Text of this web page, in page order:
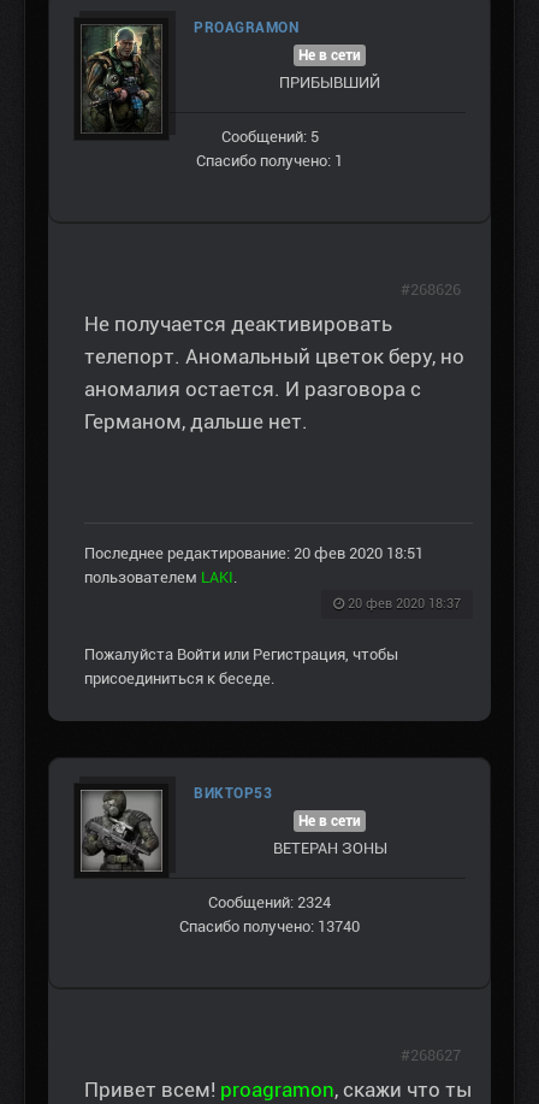
PROAGRAMON
Не в сети
ПРИБЫВШИЙ
Сообщений: 5
Спасибо получено: 1
Не получается деактивировать
телепорт. Аномальный цветок беру, но
аномалия остается. И разговора с
Германом, дальше нет.
Последнее редактирование: 20 фев 2020 18:51
пользователем LAKI.
20 фев 2020 18:37
#268626
Пожалуйста Войти или Регистрация, чтобы
присоединиться к беседе.
ВИКТОР53
Не в сети
ВЕТЕРАН ЗOНЫ
Сообщений: 2324
Спасибо получено: 13740
Привет всем! proagramon, скажи что ты
#268627